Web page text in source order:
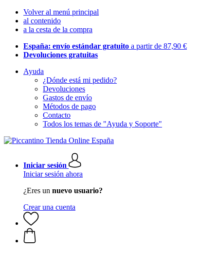
Volver al menú principal
al contenido
a la cesta de la compra
España: envío estándar gratuito a partir de 87,90 €
Devoluciones gratuitas
Ayuda
¿Dónde está mi pedido?
Devoluciones
Gastos de envío
Métodos de pago
Contacto
Todos los temas de "Ayuda y Soporte"
Iniciar sesión
Iniciar sesión ahora
¿Eres un nuevo usuario?
Crear una cuenta